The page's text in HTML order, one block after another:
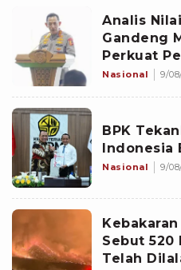
Analis
Gandeng
Perkuat
Gibran
Nasional 9/
BPK
Indonesia
Nasional 9/
Sebut 520
Telah